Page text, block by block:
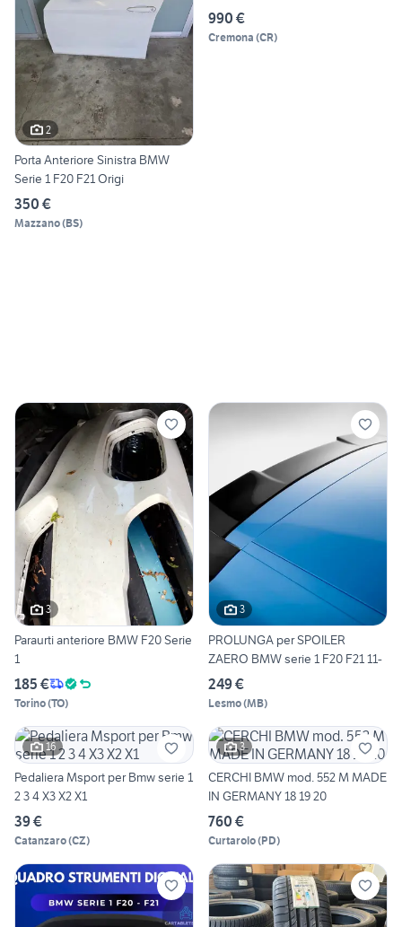
2
Porta Anteriore Sinistra BMW
Serie 1 F20 F21 Origi
350 €
Mazzano(BS)
990 €
Cremona (CR)
3
Paraurti anteriore BMW F20 Serie
1
185 €
Torino(TO)
3
PROLUNGA per SPOILER
ZAERO BMW serie 1 F20 F21 11-
249 €
Lesmo(MB)
16
Pedaliera Msport per Bmw serie 1
2 3 4 X3 X2 X1
39 €
Catanzaro(CZ)
3
CERCHI BMW mod. 552 M MADE
IN GERMANY 18 19 20
760 €
Curtarolo(PD)